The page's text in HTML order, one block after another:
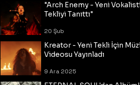
"Arch Enemy - Yeni
Tekliyi Tanıttı"
20 Şub
Kreator - Yeni Tekli İçin
Videosu Yayınladı
9 Ara 2025